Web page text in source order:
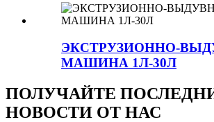
ЭКСТРУЗИОННО-
МАШИНА 1Л-30Л
ПОЛУЧАЙТЕ
НОВОСТИ ОТ НАС